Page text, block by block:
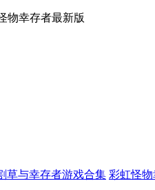
物幸存者最新版
草与幸存者游戏合集 彩虹怪